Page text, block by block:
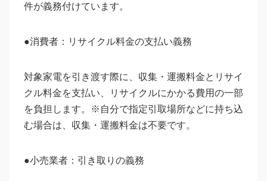
件が義務付けています。
●消費者：リサイクル料金の支払い義務
対象家電を引き渡す際に、収集・運搬料金とリサイ
クル料金を支払い、リサイクルにかかる費用の一部
を負担します。※自分で指定引取場所などに持ち込
む場合は、収集・運搬料金は不要です。
●小売業者：引き取りの義務